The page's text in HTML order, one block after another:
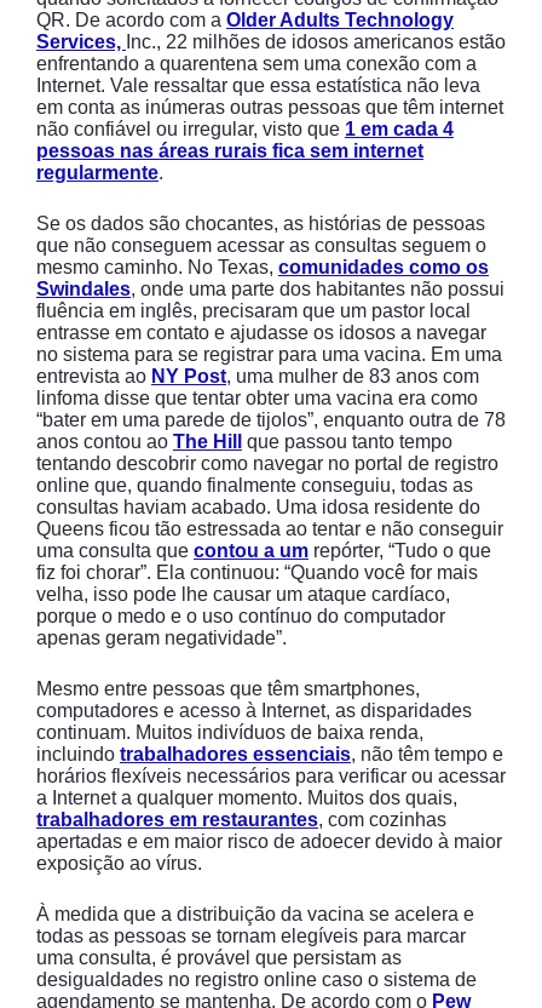
QR. De acordo com a Older Adults Technology
Services, Inc., 22 milhões de idosos americanos estão
enfrentando a quarentena sem uma conexão com a
Internet. Vale ressaltar que essa estatística não leva
em conta as inúmeras outras pessoas que têm internet
não confiável ou irregular, visto que 1 em cada 4
pessoas nas áreas rurais fica sem internet
regularmente.
Se os dados são chocantes, as histórias de pessoas
que não conseguem acessar as consultas seguem o
mesmo caminho. No Texas, comunidades como os
Swindales, onde uma parte dos habitantes não possui
fluência em inglês, precisaram que um pastor local
entrasse em contato e ajudasse os idosos a navegar
no sistema para se registrar para uma vacina. Em uma
entrevista ao NY Post, uma mulher de 83 anos com
linfoma disse que tentar obter uma vacina era como
“bater em uma parede de tijolos”, enquanto outra de 78
anos contou ao The Hill
que passou tanto tempo
tentando descobrir como navegar no portal de registro
online que, quando finalmente conseguiu, todas as
consultas haviam acabado. Uma idosa residente do
Queens ficou tão estressada ao tentar e não conseguir
uma consulta que contou a um repórter, “Tudo o que
fiz foi chorar”. Ela continuou: “Quando você for mais
velha, isso pode lhe causar um ataque cardíaco,
porque o medo e o uso contínuo do computador
apenas geram negatividade”.
Mesmo entre pessoas que têm smartphones,
computadores e acesso à Internet, as disparidades
continuam. Muitos indivíduos de baixa renda,
incluindo trabalhadores essenciais, não têm tempo e
horários flexíveis necessários para verificar ou acessar
a Internet a qualquer momento. Muitos dos quais,
trabalhadores em restaurantes, com cozinhas
apertadas e em maior risco de adoecer devido à maior
exposição ao vírus.
À medida que a distribuição da vacina se acelera e
todas as pessoas se tornam elegíveis para marcar
uma consulta, é provável que persistam as
desigualdades no registro online caso o sistema de
agendamento se mantenha. De acordo com o Pew